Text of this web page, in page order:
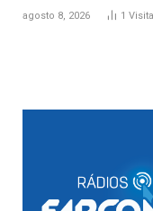
agosto 8, 2026 1